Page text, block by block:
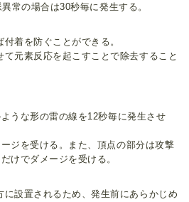
常の場合は30秒毎に発生する。
着を防ぐことができる。
て元素反応を起こすことで除去すること
うな形の雷の線を12秒毎に発生させ
ジを受ける。また、頂点の部分は攻撃
けでダメージを受ける。
に設置されるため、発生前にあらかじめ